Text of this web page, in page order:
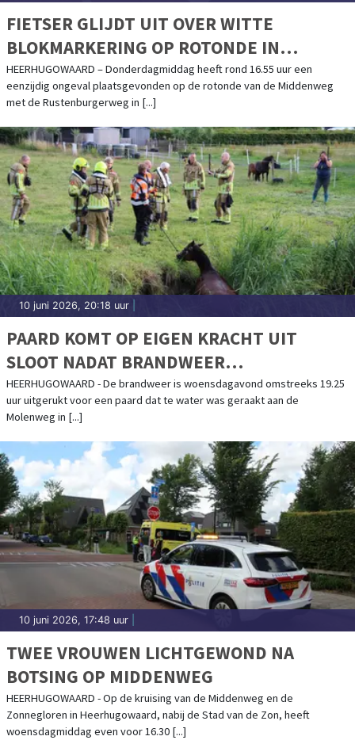
FIETSER GLIJDT UIT OVER WITTE
BLOKMARKERING OP ROTONDE IN
HEERHUGOWAARD
HEERHUGOWAARD – Donderdagmiddag heeft rond 16.55 uur een
eenzijdig ongeval plaatsgevonden op de rotonde van de Middenweg
met de Rustenburgerweg in [...]
10 juni 2026, 20:18 uur
PAARD KOMT OP EIGEN KRACHT UIT
SLOOT NADAT BRANDWEER
REDDINGSACTIE OP TOUW ZET
HEERHUGOWAARD - De brandweer is woensdagavond omstreeks 19.25
uur uitgerukt voor een paard dat te water was geraakt aan de
Molenweg in [...]
10 juni 2026, 17:48 uur
TWEE VROUWEN LICHTGEWOND NA
BOTSING OP MIDDENWEG
HEERHUGOWAARD - Op de kruising van de Middenweg en de
Zonnegloren in Heerhugowaard, nabij de Stad van de Zon, heeft
woensdagmiddag even voor 16.30 [...]